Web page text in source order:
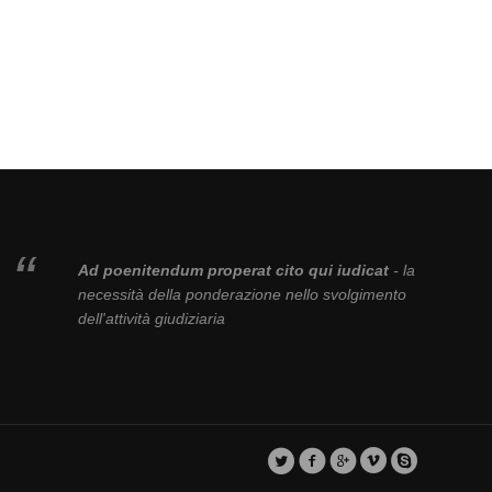
Ad poenitendum properat cito qui iudicat- la
necessità della ponderazione nello svolgimento
dell'attività giudiziaria